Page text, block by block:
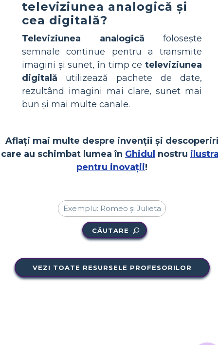
televiziunea analogică și
cea digitală?
Televiziunea analogică folosește
semnale continue pentru a transmite
imagini și sunet, în timp ce televiziunea
digitală utilizează pachete de date,
rezultând imagini mai clare, sunet mai
bun și mai multe canale.
Aflați mai multe despre invenții și
care au schimbat lumea în Ghidul nostru
pentru inovații!
CĂUTARE
VEZI TOATE RESURSELE PROFESORILOR